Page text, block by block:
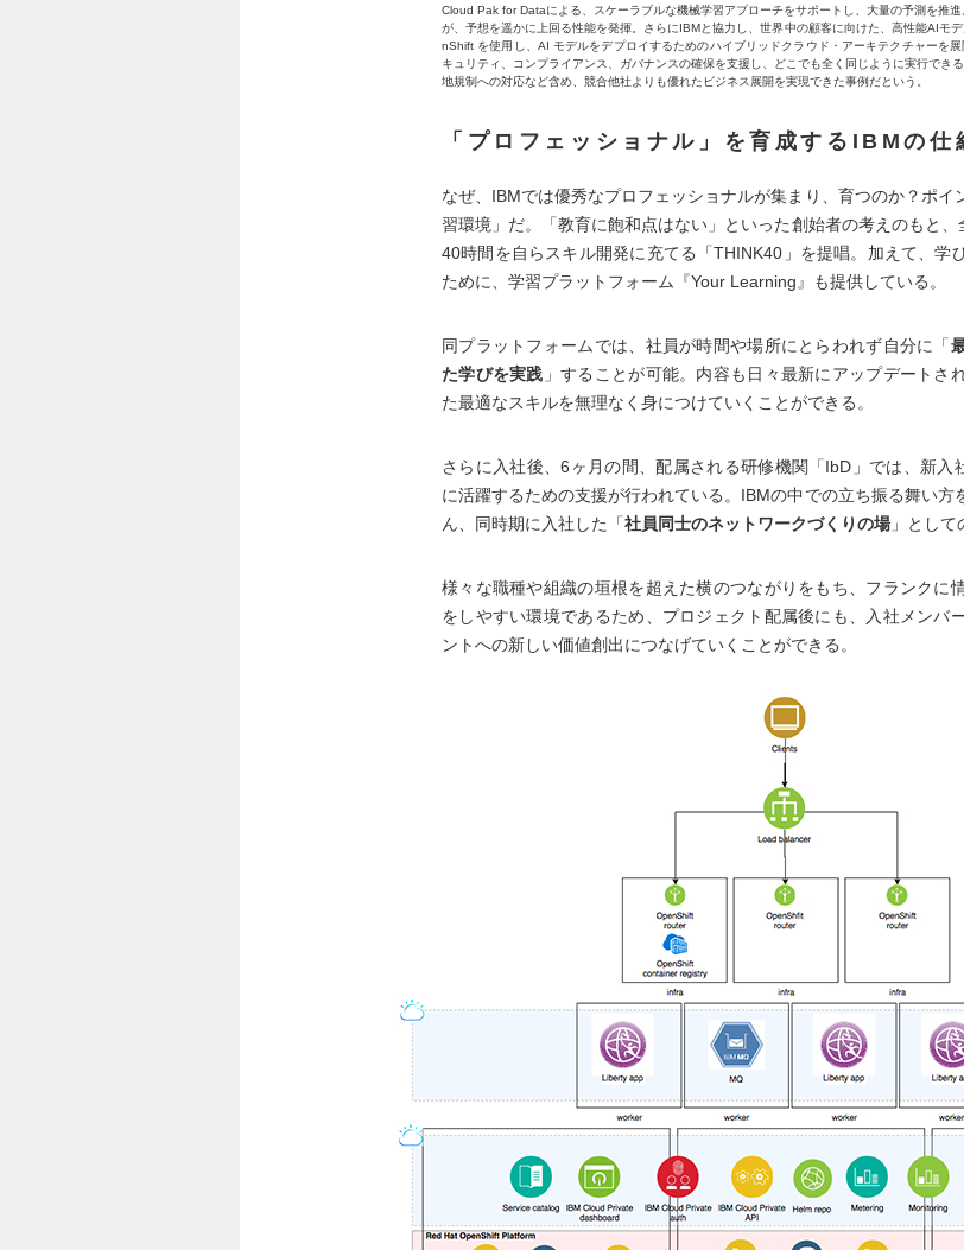
Cloud Pak for Dataによる、スケーラブルな機械学習アプローチをサポートし、大量の予測を推
が、予想を遥かに上回る性能を発揮。さらにIBMと協力し、世界中の顧客に向けた、高性能AIモ
nShift を使用し、AI モデルをデプロイするためのハイブリッドクラウド・アーキテクチャーを
キュリティ、コンプライアンス、ガバナンスの確保を支援し、どこでも全く同じように実行でき
地規制への対応など含め、競合他社よりも優れたビジネス展開を実現できた事例だという。
「プロフェッショナル」を育成するIBMの仕
なぜ、IBMでは優秀なプロフェッショナルが集まり、育つのか？ポイ
習環境」だ。「教育に飽和点はない」といった創始者の考えのもと、
40時間を自らスキル開発に充てる「THINK40」を提唱。加えて、学
ために、学習プラットフォーム『Your Learning』も提供している。
同プラットフォームでは、社員が時間や場所にとらわれず自分に「
た学びを実践 」することが可能。内容も日々最新にアップデートさ
た最適なスキルを無理なく身につけていくことができる。
さらに入社後、6ヶ月の間、配属される研修機関「IbD」では、新入
に活躍するための支援が行われている。IBMの中での立ち振る舞い方
ん、同時期に入社した「社員同士のネットワークづくりの場」として
様々な職種や組織の垣根を超えた横のつながりをもち、フランクに
をしやすい環境であるため、プロジェクト配属後にも、入社メンバ
ントへの新しい価値創出につなげていくことができる。